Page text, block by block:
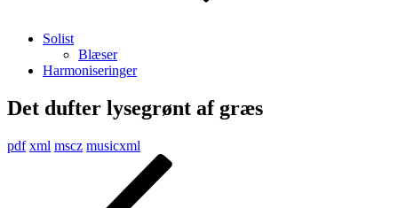
Solist
Blæser
Harmoniseringer
Det dufter lysegrønt af græs
pdf xml mscz musicxml
Indlægsnavigation